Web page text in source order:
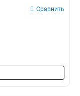
Сравнить